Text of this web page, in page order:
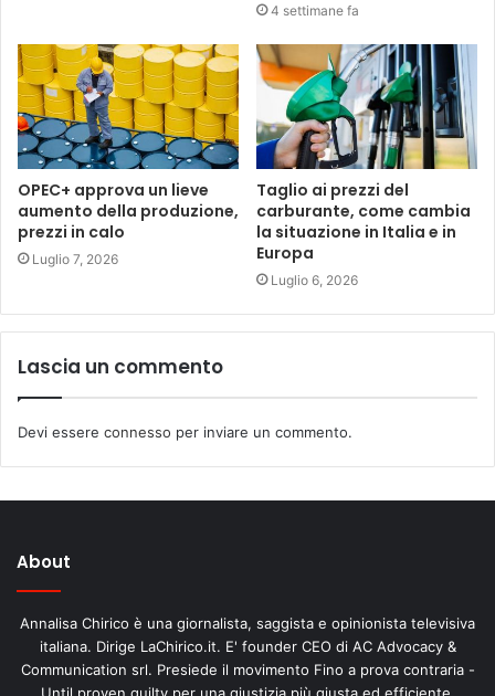
4 settimane fa
OPEC+ approva un lieve
aumento della produzione,
prezzi in calo
Luglio 7, 2026
Taglio ai prezzi del
carburante, come cambia
la situazione in Italia e in
Europa
Luglio 6, 2026
Lascia un commento
Devi essere connesso per inviare un commento.
About
Annalisa Chirico è una giornalista, saggista e opinionista televisiva
italiana. Dirige LaChirico.it. E' founder CEO di AC Advocacy &
Communication srl. Presiede il movimento Fino a prova contraria -